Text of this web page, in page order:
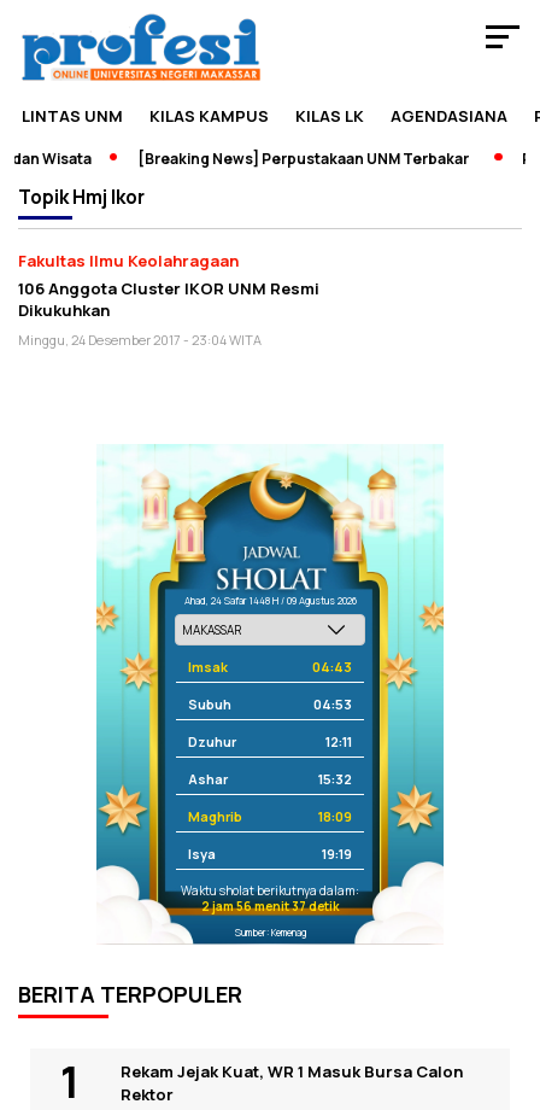
LINTAS UNM KILAS KAMPUS KILAS LK AGENDASIANA
Wisata [Breaking News] Perpustakaan UNM Terbakar
TopikHmj Ikor
Fakultas Ilmu Keolahragaan
106 Anggota Cluster IKOR UNM Resmi
Dikukuhkan
Minggu, 24 Desember 2017 - 23:04 WITA
Ahad, 24 Safar 1448 H / 09 Agustus 2026
Imsak 04:43
Subuh 04:53
Dzuhur 12:11
Ashar 15:32
Maghrib 18:09
Isya 19:19
Waktu sholat berikutnya dalam:
2 jam 56 menit 37 detik
Sumber: Kemenag
BERITA TERPOPULER
Rekam Jejak Kuat, WR 1 Masuk Bursa Calon
Rektor